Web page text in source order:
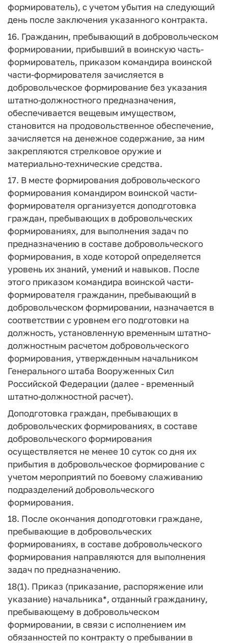
формирователь), с учетом убытия на следующий
день после заключения указанного контракта.
16. Гражданин, пребывающий в добровольческом
формировании, прибывший в воинскую часть-
формирователь, приказом командира воинской
части-формирователя зачисляется в
добровольческое формирование без указания
штатно-должностного предназначения,
обеспечивается вещевым имуществом,
становится на продовольственное обеспечение,
зачисляется на денежное содержание, за ним
закрепляются стрелковое оружие и
материально-технические средства.
17. В месте формирования добровольческого
формирования командиром воинской части-
формирователя организуется доподготовка
граждан, пребывающих в добровольческих
формированиях, для выполнения задач по
предназначению в составе добровольческого
формирования, в ходе которой определяется
уровень их знаний, умений и навыков. После
этого приказом командира воинской части-
формирователя гражданин, пребывающий в
добровольческом формировании, назначается в
соответствии с уровнем его подготовки на
должность, установленную временным штатно-
должностным расчетом добровольческого
формирования, утвержденным начальником
Генерального штаба Вооруженных Сил
Российской Федерации (далее - временный
штатно-должностной расчет).
Доподготовка граждан, пребывающих в
добровольческих формированиях, в составе
добровольческого формирования
осуществляется не менее 10 суток со дня их
прибытия в добровольческое формирование с
учетом мероприятий по боевому слаживанию
подразделений добровольческого
формирования.
18. После окончания доподготовки граждане,
пребывающие в добровольческих
формированиях, в составе добровольческого
формирования направляются для выполнения
задач по предназначению.
18(1). Приказ (приказание, распоряжение или
указание) начальника*, отданный гражданину,
пребывающему в добровольческом
формировании, в связи с исполнением им
обязанностей по контракту о пребывании в